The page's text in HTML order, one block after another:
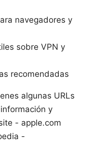
navegadores y
sobre VPN y
recomendadas
algunas URLs
y
- apple.com
-